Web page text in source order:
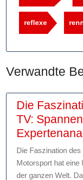
reflexe
Verwandte
Die
TV:
Die Faszination
Motorsport hat eine
der ganzen Welt.